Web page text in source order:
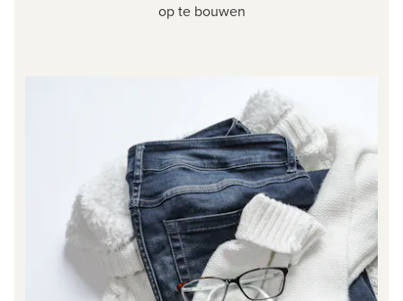
op te bouwen